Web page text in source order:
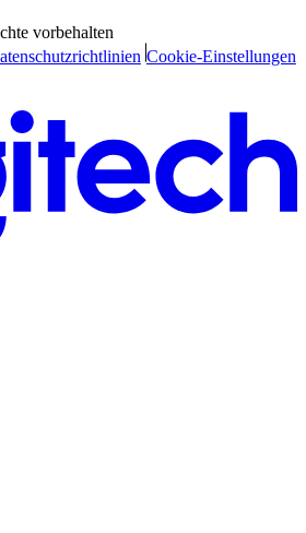
vorbehalten
Cookie-Einstellungen